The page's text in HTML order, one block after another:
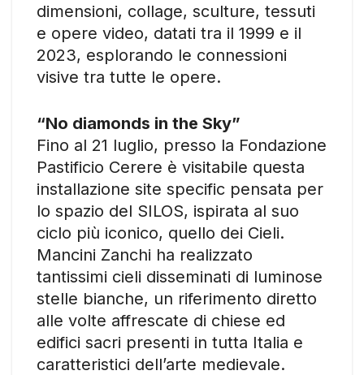
dimensioni, collage, sculture, tessuti
e opere video, datati tra il 1999 e il
2023, esplorando le connessioni
visive tra tutte le opere.
“No diamonds in the Sky”
Fino al 21 luglio, presso la Fondazione
Pastificio Cerere è visitabile questa
installazione site specific pensata per
lo spazio del SILOS, ispirata al suo
ciclo più iconico, quello dei Cieli.
Mancini Zanchi ha realizzato
tantissimi cieli disseminati di luminose
stelle bianche, un riferimento diretto
alle volte affrescate di chiese ed
edifici sacri presenti in tutta Italia e
caratteristici dell’arte medievale.